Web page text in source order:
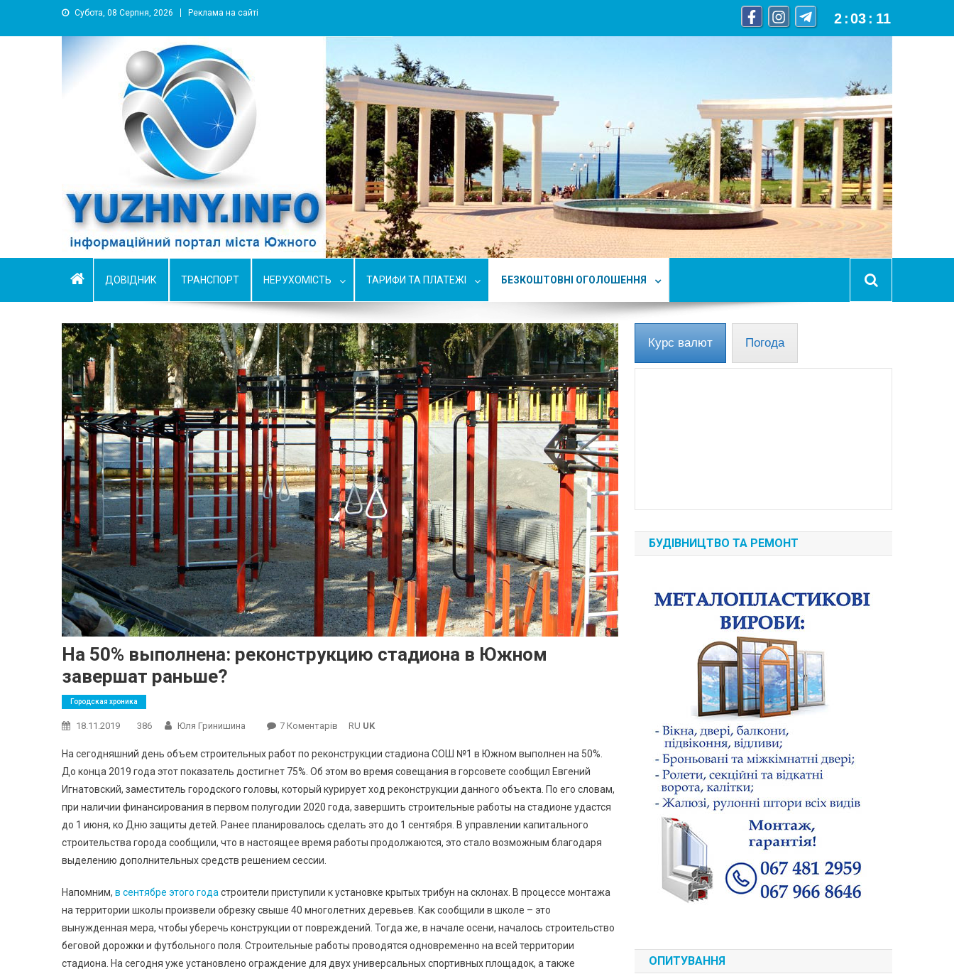
Субота, 08 Серпня, 2026 Реклама на сайті 2 :03 : 12
YUZHNY.INFO
информационный портал города Южный
ДОВІДНИК ТРАНСПОРТ НЕРУХОМІСТЬ ТАРИФИ ТА ПЛАТЕЖІ БЕЗКОШТОВНІ ОГОЛОШЕННЯ
На 50% выполнена: реконструкцию стадиона в Южном
завершат раньше?
Городская хроника
18.11.2019 386 Юля Гринишина 7 Коментарів До
507
Выполнена:
Реконструкцию
Стадиона
В
Южном
RU UK
На сегодняшний день объем строительных работ по реконструкции стадиона СОШ №1 в Южном выполнен на 50%.
До конца 2019 года этот показатель достигнет 75%. Об этом во время совещания в горсовете сообщил Евгений
Игнатовский, заместитель городского головы, который курирует ход реконструкции данного объекта. По его словам,
при наличии финансирования в первом полугодии 2020 года, завершить строительные работы на стадионе удастся
до 1 июня, ко Дню защиты детей. Ранее планировалось сделать это до 1 сентября. В управлении капитального
строительства города сообщили, что в настоящее время работы продолжаются, это стало возможным благодаря
выделению дополнительных средств решением сессии.
Напомним, в сентябре этого года строители приступили к установке крытых трибун на склонах. В процессе монтажа
на территории школы произвели обрезку свыше 40 многолетних деревьев. Как сообщили в школе – это
вынужденная мера, чтобы уберечь конструкции от повреждений. Тогда же, в начале осени, началось строительство
беговой дорожки и футбольного поля. Строительные работы проводятся одновременно на всей территории
стадиона. На сегодня уже установлено ограждение для двух универсальных спортивных площадок, а также
Курс валют Погода
БУДІВНИЦТВО ТА РЕМОНТ
ОПИТУВАННЯ